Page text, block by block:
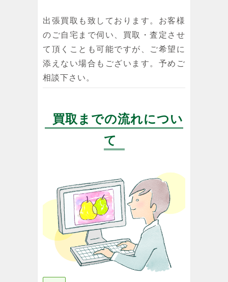
出張買取も致しております。お客様
のご自宅まで伺い、買取・査定させ
て頂くことも可能ですが、ご希望に
添えない場合もございます。予めご
相談下さい。
買取までの流れについ
て